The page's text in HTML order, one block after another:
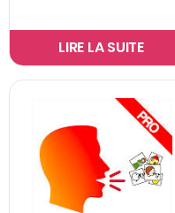
LIRE LA SUITE